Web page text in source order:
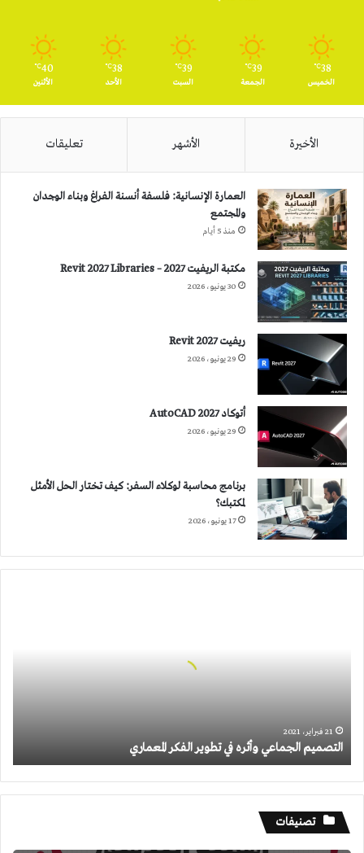
38
℃
الخميس
39
℃
الجمعة
39
℃
السبت
38
℃
الأحد
40
℃
الأثنين
الأخيرة الأشهر تعليقات
العمارة الإنسانية: فلسفة أنسنة الفراغ وبناء الوجدان
والمجتمع
منذ 5 أيام
مكتبة الريفيت 2027 – Revit 2027 Libraries
30 يونيو، 2026
ريفيت 2027 Revit
29 يونيو، 2026
أتوكاد 2027 AutoCAD
29 يونيو، 2026
برنامج محاسبة لوكلاء السفر: كيف تختار الحل الأمثل
لمكتبك؟
17 يونيو، 2026
21 فبراير، 2021
التصميم الجماعي وأثره في تطوير الفكر المعماري
تصنيفات